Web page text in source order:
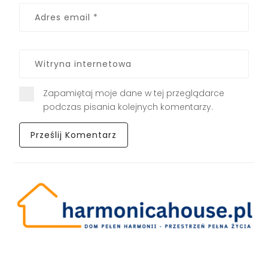
Zapamiętaj moje dane w tej przeglądarce
podczas pisania kolejnych komentarzy.